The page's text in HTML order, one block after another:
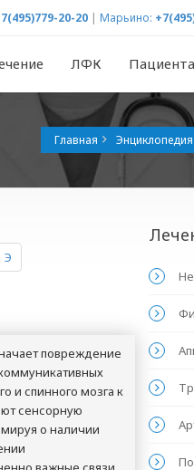
20-20 | Марьино:
ЛФК
Главная
Э
повреждение
и спинного мозга к
сенсорную
о наличии